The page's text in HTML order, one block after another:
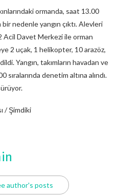
ormanda, saat 13.00
nedenle yangın çıktı. Alevleri
Acil Davet Merkezi ile orman
2 uçak, 1 helikopter, 10 arazöz,
Yangın, takımların havadan ve
denetim altına alındı.
/ Şimdiki
author's posts